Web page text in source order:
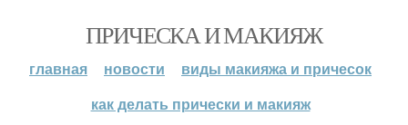
ПРИЧЕСКА И МАКИЯЖ
главная новости
виды макияжа и причесок
как делать прически и макияж